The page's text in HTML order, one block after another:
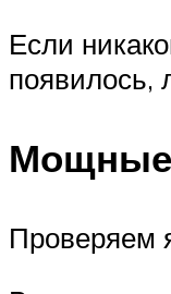
Если
появилось,
Мощные
Проверяем